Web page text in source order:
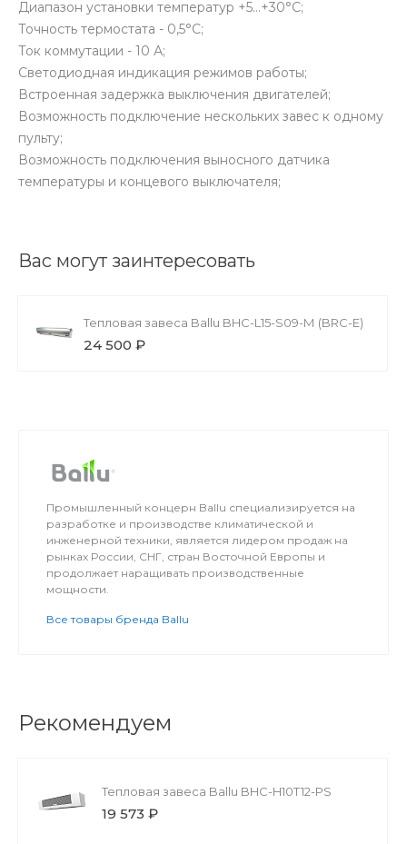
Диапазон установки температур +5…+30°С;
Точность термостата - 0,5°С;
Ток коммутации - 10 А;
Светодиодная индикация режимов работы;
Встроенная задержка выключения двигателей;
Возможность подключение нескольких завес к одному
пульту;
Возможность подключения выносного датчика
температуры и концевого выключателя;
Вас могут заинтересовать
Тепловая завеса Ballu BHC-L15-S09-М (BRC-E)
24 500 ₽
Промышленный концерн Ballu специализируется на
разработке и производстве климатической и
инженерной техники, является лидером продаж на
рынках России, СНГ, стран Восточной Европы и
продолжает наращивать производственные
мощности.
Все товары бренда Ballu
Рекомендуем
Тепловая завеса Ballu BHC-H10T12-PS
19 573 ₽